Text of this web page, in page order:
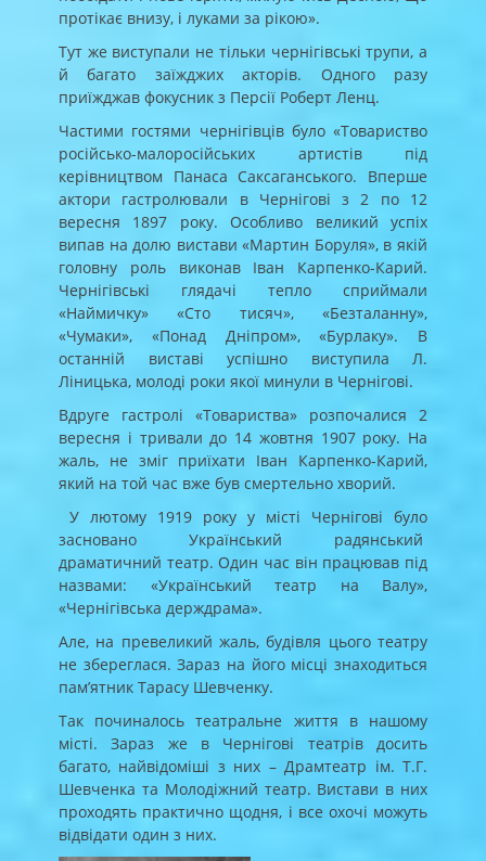
протікає внизу, і луками за рікою».
Тут же виступали не тільки чернігівські трупи, а
й багато заїжджих акторів. Одного разу
приїжджав фокусник з Персії Роберт Ленц.
Частими гостями чернігівців було «Товариство
російсько-малоросійських артистів під
керівництвом Панаса Саксаганського. Вперше
актори гастролювали в Чернігові з 2 по 12
вересня 1897 року. Особливо великий успіх
випав на долю вистави «Мартин Боруля», в якій
головну роль виконав Іван Карпенко-Карий.
Чернігівські глядачі тепло сприймали
«Наймичку» «Сто тисяч», «Безталанну»,
«Чумаки», «Понад Дніпром», «Бурлаку». В
останній виставі успішно виступила Л.
Ліницька, молоді роки якої минули в Чернігові.
Вдруге гастролі «Товариства» розпочалися 2
вересня і тривали до 14 жовтня 1907 року. На
жаль, не зміг приїхати Іван Карпенко-Карий,
який на той час вже був смертельно хворий.
У лютому 1919 року у місті Чернігові було
засновано Український радянський
драматичний театр. Один час він працював під
назвами: «Український театр на Валу»,
«Чернігівська держдрама».
Але, на превеликий жаль, будівля цього театру
не збереглася. Зараз на його місці знаходиться
пам’ятник Тарасу Шевченку.
Так починалось театральне життя в нашому
місті. Зараз же в Чернігові театрів досить
багато, найвідоміші з них – Драмтеатр ім. Т.Г.
Шевченка та Молодіжний театр. Вистави в них
проходять практично щодня, і все охочі можуть
відвідати один з них.